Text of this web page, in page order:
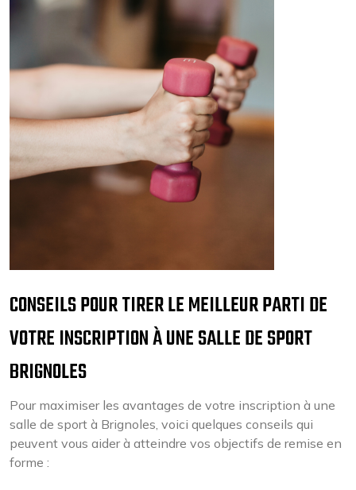
CONSEILS POUR TIRER LE MEILLEUR PARTI DE
VOTRE INSCRIPTION À UNE SALLE DE SPORT
BRIGNOLES
Pour maximiser les avantages de votre inscription à une
salle de sport à Brignoles, voici quelques conseils qui
peuvent vous aider à atteindre vos objectifs de remise en
forme :